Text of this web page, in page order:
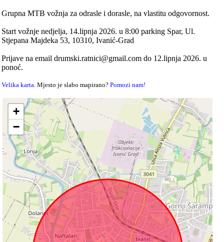
Grupna MTB vožnja za odrasle i dorasle, na vlastitu odgovornost.
Start vožnje nedjelja, 14.lipnja 2026. u 8:00 parking Spar, Ul.
Stjepana Majdeka 53, 10310, Ivanić-Grad
Prijave na email drumski.ratnici@gmail.com do 12.lipnja 2026. u
ponoć.
Velika karta. Mjesto je slabo mapirano?Pomozi nam!
+
−